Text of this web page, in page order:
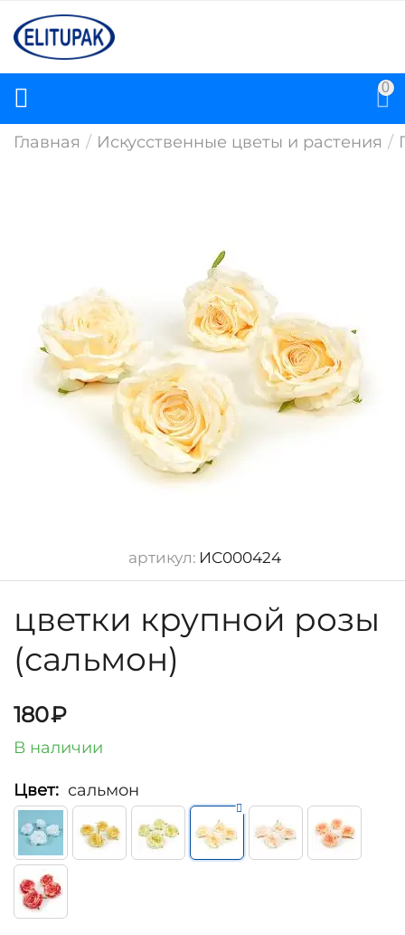
0
Главная / Искусственные цветы и растения /
артикул: ИС000424
цветки крупной розы
(сальмон)
180₽
В наличии
Цвет: сальмон